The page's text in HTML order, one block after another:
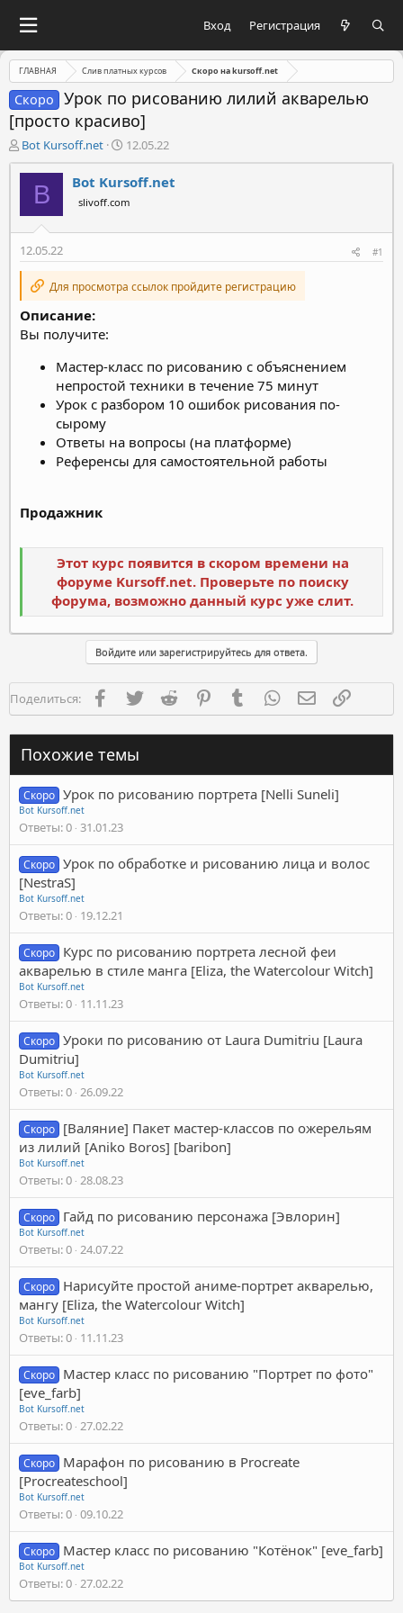
Вход Регистрация
ГЛАВНАЯ Слив платных курсов Скоро на kursoff.net
Скоро
Урок по рисованию лилий акварелью
[просто красиво]
А
в
т
м
ы
Bot Kursoff.net
Д
а
т
а
н
а
а
12.05.22
B Bot Kursoff.net
slivoff.com
12.05.22 #1
Для просмотра ссылок пройдите регистрацию
Описание:
Вы получите:
Мастер-класс по рисованию с объяснением
непростой техники в течение 75 минут
Урок с разбором 10 ошибок рисования по-
сырому
Ответы на вопросы (на платформе)
Референсы для самостоятельной работы
Продажник
Этот курс появится в скором времени на
форуме Kursoff.net. Проверьте по поиску
форума, возможно данный курс уже слит.
Войдите или зарегистрируйтесь для ответа.
Поделиться: FacebookTwitter Reddit PinterestTumblr WhatsAppЭлектронная
Похожие темы
Скоро Урок по рисованию портрета [Nelli Suneli]
Bot Kursoff.net
Ответы 0 31.01.23
Скоро Урок по обработке и рисованию лица и волос
[NestraS]
Bot Kursoff.net
Ответы 0 19.12.21
Скоро Курс по рисованию портрета лесной феи
акварелью в стиле манга [Eliza, the Watercolour Witch]
Bot Kursoff.net
Ответы 0 11.11.23
Скоро Уроки по рисованию от Laura Dumitriu [Laura
Dumitriu]
Bot Kursoff.net
Ответы 0 26.09.22
Скоро [Валяние] Пакет мастер-классов по ожерельям
из лилий [Aniko Boros] [baribon]
Bot Kursoff.net
Ответы 0 28.08.23
Скоро Гайд по рисованию персонажа [Эвлорин]
Bot Kursoff.net
Ответы 0 24.07.22
Скоро Нарисуйте простой аниме-портрет акварелью,
мангу [Eliza, the Watercolour Witch]
Bot Kursoff.net
Ответы 0 11.11.23
Скоро Мастер класс по рисованию "Портрет по фото"
[eve_farb]
Bot Kursoff.net
Ответы 0 27.02.22
Скоро Марафон по рисованию в Procreate
[Procreateschool]
Bot Kursoff.net
Ответы 0 09.10.22
Скоро Мастер класс по рисованию "Котёнок" [eve_farb]
Bot Kursoff.net
Ответы 0 27.02.22